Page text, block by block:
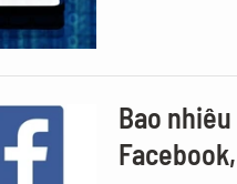
Bao